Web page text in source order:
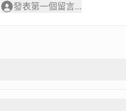
發表第一個留言...